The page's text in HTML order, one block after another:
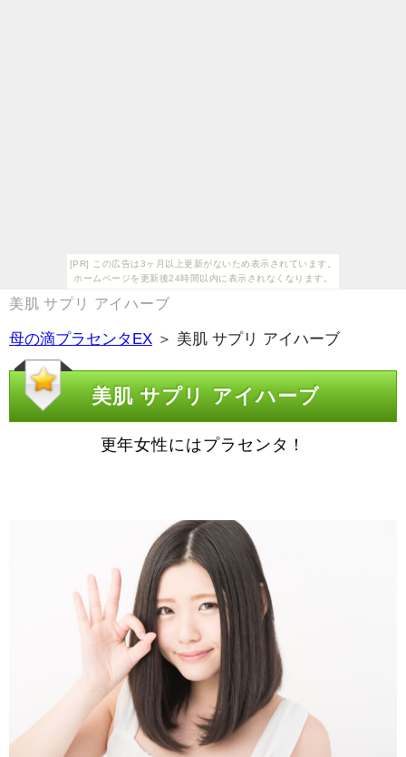
[PR] この広告は3ヶ月以上更新がないため表示されています。
ホームページを更新後24時間以内に表示されなくなります。
美肌 サプリ アイハーブ
母の滴プラセンタEX ＞ 美肌 サプリ アイハーブ
美肌 サプリ アイハーブ
更年女性にはプラセンタ！